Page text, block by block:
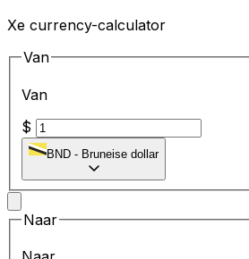
Xe currency-calculator
Van
Van
$
BND - Bruneise dollar
Naar